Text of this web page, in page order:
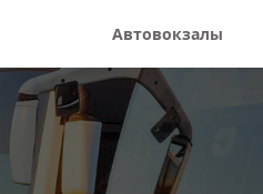
Автовокзалы